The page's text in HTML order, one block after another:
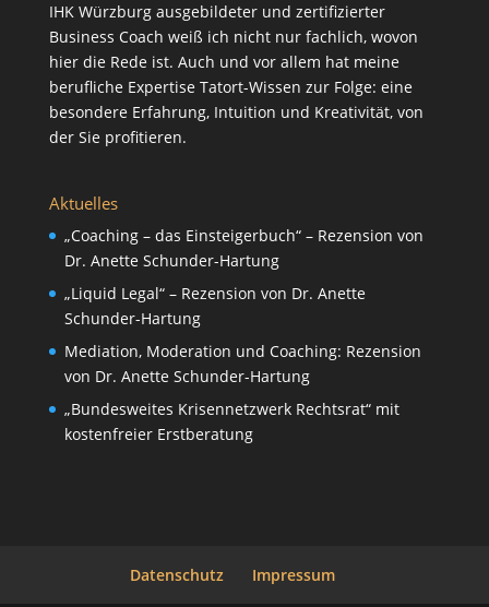
IHK Würzburg ausgebildeter und zertifizierter
Business Coach weiß ich nicht nur fachlich, wovon
hier die Rede ist. Auch und vor allem hat meine
berufliche Expertise Tatort-Wissen zur Folge: eine
besondere Erfahrung, Intuition und Kreativität, von
der Sie profitieren.
Aktuelles
„Coaching – das Einsteigerbuch“ – Rezension von
Dr. Anette Schunder-Hartung
„Liquid Legal“ – Rezension von Dr. Anette
Schunder-Hartung
Mediation, Moderation und Coaching: Rezension
von Dr. Anette Schunder-Hartung
„Bundesweites Krisennetzwerk Rechtsrat“ mit
kostenfreier Erstberatung
Datenschutz Impressum